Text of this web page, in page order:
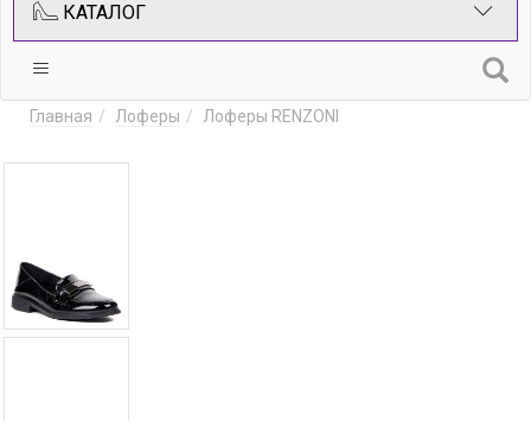
КАТАЛОГ
Главная Лоферы Лоферы RENZONI